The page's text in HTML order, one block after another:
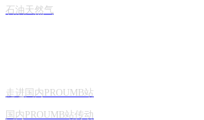
石油天然气
走进国内PROUMB站
国内PROUMB站传动